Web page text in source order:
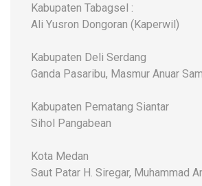
Kabupaten Tabagsel :
Ali Yusron Dongoran (Kaperwil)
Kabupaten Deli Serdang
Ganda Pasaribu, Masmur Anuar
Kabupaten Pematang Siantar
Sihol Pangabean
Kota Medan
Saut Patar H. Siregar, Muhammad